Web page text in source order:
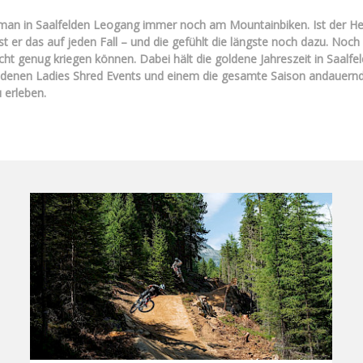
in Saalfelden Leogang immer noch am Mountainbiken. Ist der
er das auf jeden Fall – und die gefühlt die längste noch dazu.
genug kriegen können. Dabei hält die goldene Jahreszeit in
Ladies Shred Events und einem die gesamte Saison
erleben.